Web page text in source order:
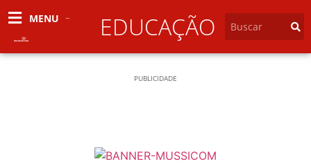
MENU EDUCAÇÃO
PUBLICIDADE